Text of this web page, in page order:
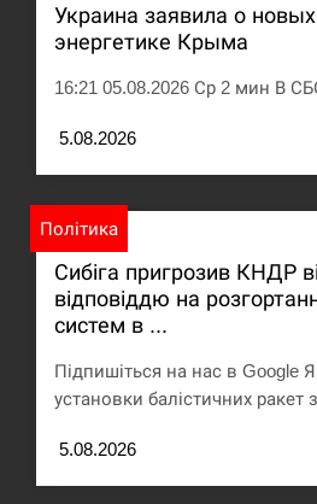
Украина заявила о
энергетике Крыма
16:21 05.08.2026 Ср 2 мин В
5.08.2026
Політика
Сибіга пригрозив КНДР
відповіддю на
систем в ...
Підпишіться на нас в Google
установки балістичних ракет
5.08.2026